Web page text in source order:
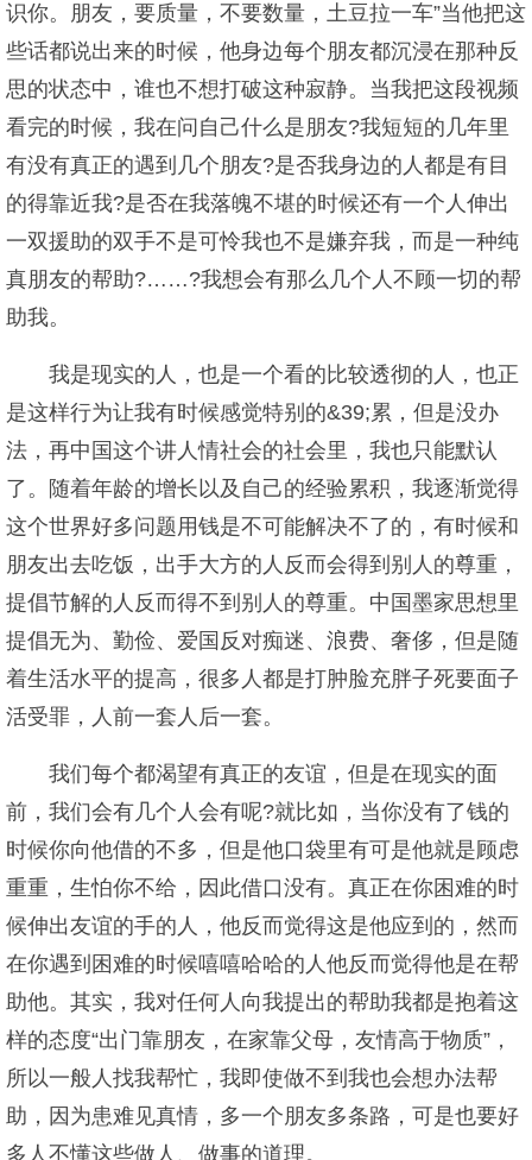
识你。朋友，要质量，不要数量，土豆拉一车”当他把这
些话都说出来的时候，他身边每个朋友都沉浸在那种反
思的状态中，谁也不想打破这种寂静。当我把这段视频
看完的时候，我在问自己什么是朋友?我短短的几年里
有没有真正的遇到几个朋友?是否我身边的人都是有目
的得靠近我?是否在我落魄不堪的时候还有一个人伸出
一双援助的双手不是可怜我也不是嫌弃我，而是一种纯
真朋友的帮助?……?我想会有那么几个人不顾一切的帮
助我。
我是现实的人，也是一个看的比较透彻的人，也正
是这样行为让我有时候感觉特别的&39;累，但是没办
法，再中国这个讲人情社会的社会里，我也只能默认
了。随着年龄的增长以及自己的经验累积，我逐渐觉得
这个世界好多问题用钱是不可能解决不了的，有时候和
朋友出去吃饭，出手大方的人反而会得到别人的尊重，
提倡节解的人反而得不到别人的尊重。中国墨家思想里
提倡无为、勤俭、爱国反对痴迷、浪费、奢侈，但是随
着生活水平的提高，很多人都是打肿脸充胖子死要面子
活受罪，人前一套人后一套。
我们每个都渴望有真正的友谊，但是在现实的面
前，我们会有几个人会有呢?就比如，当你没有了钱的
时候你向他借的不多，但是他口袋里有可是他就是顾虑
重重，生怕你不给，因此借口没有。真正在你困难的时
候伸出友谊的手的人，他反而觉得这是他应到的，然而
在你遇到困难的时候嘻嘻哈哈的人他反而觉得他是在帮
助他。其实，我对任何人向我提出的帮助我都是抱着这
样的态度“出门靠朋友，在家靠父母，友情高于物质”，
所以一般人找我帮忙，我即使做不到我也会想办法帮
助，因为患难见真情，多一个朋友多条路，可是也要好
多人不懂这些做人、做事的道理。